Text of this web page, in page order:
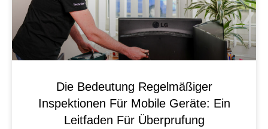
Die Bedeutung Regelmäßiger
Inspektionen Für Mobile Geräte: Ein
Leitfaden Für Überprufung